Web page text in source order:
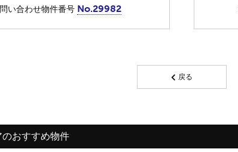
い合わせ物件番号 No.29982
戻る
のおすすめ物件